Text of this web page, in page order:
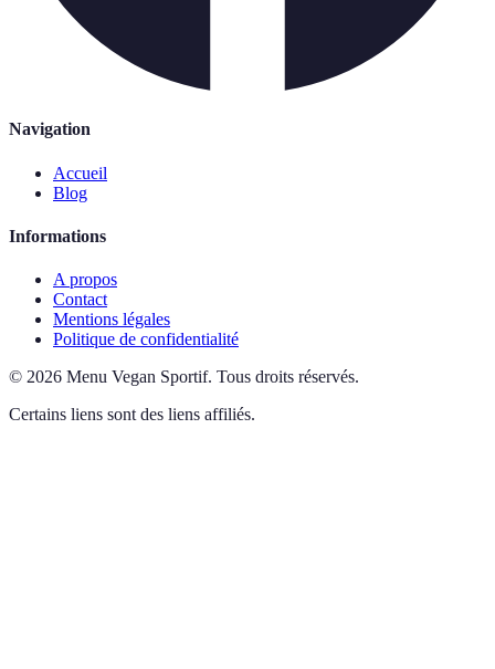
Navigation
Accueil
Blog
Informations
A propos
Contact
Mentions légales
Politique de confidentialité
© 2026 Menu Vegan Sportif. Tous droits réservés.
Certains liens sont des liens affiliés.